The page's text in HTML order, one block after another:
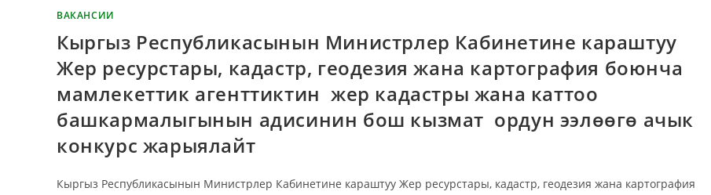
ВАКАНСИИ
Кыргыз Республикасынын Министрлер Кабинетине караштуу
Жер ресурстары, кадастр, геодезия жана картография боюнча
мамлекеттик агенттиктин жер кадастры жана каттоо
башкармалыгынын адисинин бош кызмат ордун ээлөөгө ачык
конкурс жарыялайт
Кыргыз Республикасынын Министрлер Кабинетине караштуу Жер ресурстары, кадастр, геодезия жана картография